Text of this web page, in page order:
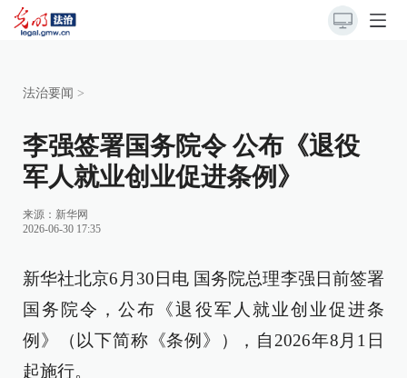
法治要闻 >
李强签署国务院令 公布《退役
军人就业创业促进条例》
来源： 新华网
2026-06-30 17:35
新华社北京6月30日电 国务院总理李强日前签署
国务院令，公布《退役军人就业创业促进条
例》（以下简称《条例》），自2026年8月1日
起施行。